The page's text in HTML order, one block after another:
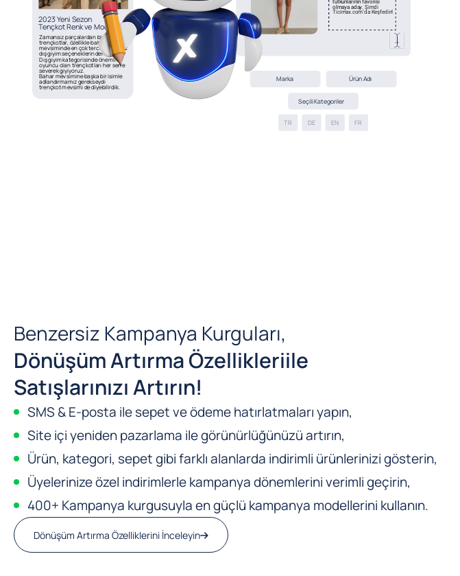
Benzersiz Kampanya Kurguları,
Dönüşüm Artırma Özellikleriile
Satışlarınızı Artırın!
SMS & E-posta ile sepet ve ödeme hatırlatmaları yapın,
Site içi yeniden pazarlama ile görünürlüğünüzü artırın,
Ürün, kategori, sepet gibi farklı alanlarda indirimli ürünlerinizi gösterin,
Üyelerinize özel indirimlerle kampanya dönemlerini verimli geçirin,
400+ Kampanya kurgusuyla en güçlü kampanya modellerini kullanın.
Dönüşüm Artırma Özelliklerini İnceleyin